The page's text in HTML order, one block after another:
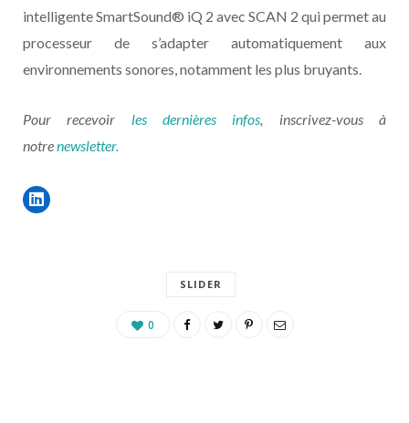
intelligente SmartSound® iQ 2 avec SCAN 2 qui permet au
processeur de s’adapter automatiquement aux
environnements sonores, notamment les plus bruyants.
Pour recevoir les dernières infos, inscrivez-vous à
notrenewsletter.
SLIDER
0